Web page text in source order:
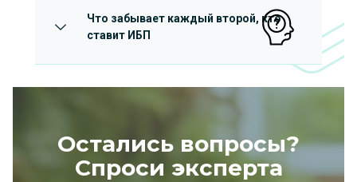
Что забывает каждый второй, кто
ставит ИБП
Остались вопросы?
Спроси эксперта